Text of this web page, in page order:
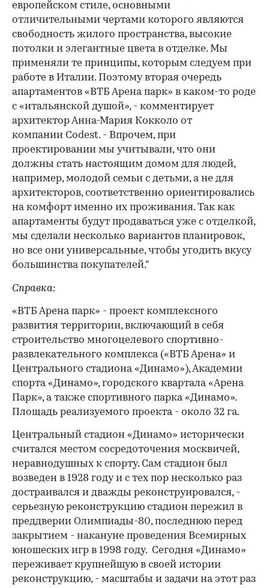
европейском стиле, основными
отличительными чертами которого являются
свободность жилого пространства, высокие
потолки и элегантные цвета в отделке. Мы
применяли те принципы, которым следуем при
работе в Италии. Поэтому вторая очередь
апартаментов «ВТБ Арена парк» в каком-то роде
с «итальянской душой», - комментирует
архитектор Анна-Мария Кокколо от
компании Codest. - Впрочем, при
проектировании мы учитывали, что они
должны стать настоящим домом для людей,
например, молодой семьи с детьми, а не для
архитекторов, соответственно ориентировались
на комфорт именно их проживания. Так как
апартаменты будут продаваться уже с отделкой,
мы сделали несколько вариантов планировок,
но все они универсальные, чтобы угодить вкусу
большинства покупателей."
00:00
Справка:
«ВТБ Арена парк» - проект комплексного
развития территории, включающий в себя
строительство многоцелевого спортивно-
развлекательного комплекса («ВТБ Арена» и
Центрального стадиона «Динамо»), Академии
спорта «Динамо», городского квартала «Арена
Парк», а также спортивного парка «Динамо».
Площадь реализуемого проекта - около 32 га.
Центральный стадион «Динамо» исторически
считался местом сосредоточения москвичей,
неравнодушных к спорту. Сам стадион был
возведен в 1928 году и с тех пор несколько раз
достраивался и дважды реконструировался, -
серьезную реконструкцию стадион пережил в
преддверии Олимпиады-80, последнюю перед
закрытием - накануне проведения Всемирных
юношеских игр в 1998 году. Сегодня «Динамо»
переживает крупнейшую в своей истории
реконструкцию, - масштабы и задачи на этот раз